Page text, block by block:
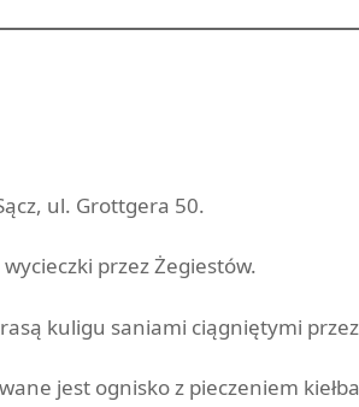
ul. Grottgera 50.
przez Żegiestów.
kuligu saniami ciągniętymi
jest ognisko z pieczeniem